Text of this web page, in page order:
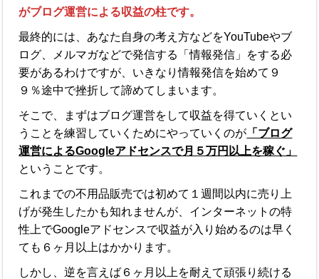
がブログ運営による収益の柱です。
最終的には、あなた自身の考え方などをYouTubeやブ
ログ、メルマガなどで発信する「情報発信」をする必
要があるわけですが、 いきなり情報発信を始めて９
９％途中で挫折して諦めてしまいます。
そこで、まずはブログ運営をして収益を得ていくとい
うことを練習していくためにやっていくのが 「ブログ
運営によるGoogleアドセンスで月５万円以上を稼ぐ」
ということです。
これまでの不用品販売では初めて１週間以内に売り上
げが発生したかも知れませんが、 インターネットの特
性上でGoogleアドセンスで収益が入り始めるのは早く
ても６ヶ月以上はかかります。
しかし、逆を言えば６ヶ月以上を耐えて頑張り続ける